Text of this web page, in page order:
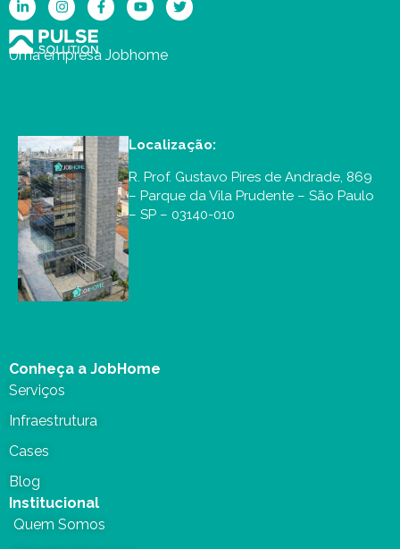
Uma empresa Jobhome
Localização:
R. Prof. Gustavo Pires de Andrade, 869
– Parque da Vila Prudente – São Paulo
– SP – 03140-010
Conheça a JobHome
Serviços
Infraestrutura
Cases
Blog
Institucional
Quem Somos